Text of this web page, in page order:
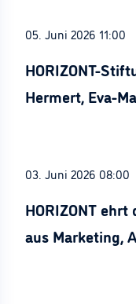
05. Juni 2026 11:00
HORIZONT-
Hermert, Eva-
03. Juni 2026 08:00
HORIZONT
aus Marketing,